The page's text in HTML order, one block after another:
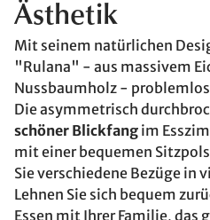
Ästhetik
Mit seinem natürlichen
"Rulana" - aus massivem
Nussbaumholz -
Die asymmetrisch
schöner Blickfang im
mit einer bequemen
Sie verschiedene Bezüge in
Lehnen Sie sich bequem
Essen mit Ihrer Familie, das